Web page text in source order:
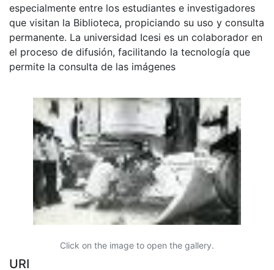
especialmente entre los estudiantes e investigadores
que visitan la Biblioteca, propiciando su uso y consulta
permanente. La universidad Icesi es un colaborador en
el proceso de difusión, facilitando la tecnología que
permite la consulta de las imágenes
Click on the image to open the gallery.
URI